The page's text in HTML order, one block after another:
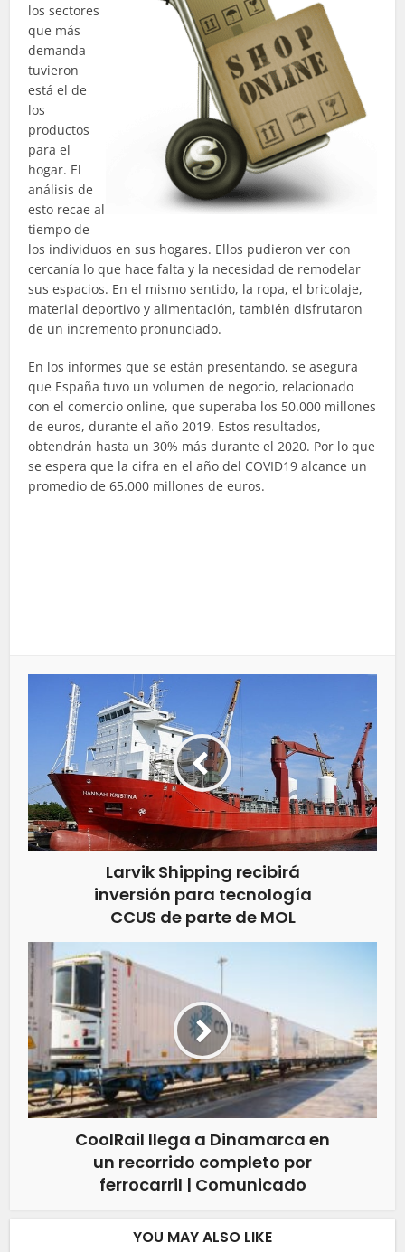
los sectores
que más
demanda
tuvieron
está el de
los
productos
para el
hogar. El
análisis de
esto recae al
tiempo de
los individuos en sus hogares. Ellos pudieron ver con
cercanía lo que hace falta y la necesidad de remodelar
sus espacios. En el mismo sentido, la ropa, el bricolaje,
material deportivo y alimentación, también disfrutaron
de un incremento pronunciado.
En los informes que se están presentando, se asegura
que España tuvo un volumen de negocio, relacionado
con el comercio online, que superaba los 50.000 millones
de euros, durante el año 2019. Estos resultados,
obtendrán hasta un 30% más durante el 2020. Por lo que
se espera que la cifra en el año del COVID19 alcance un
promedio de 65.000 millones de euros.
Larvik Shipping recibirá
inversión para tecnología
CCUS de parte de MOL
CoolRail llega a Dinamarca en
un recorrido completo por
ferrocarril | Comunicado
YOU MAY ALSO LIKE